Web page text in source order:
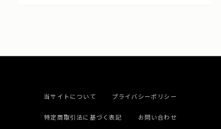
当サイトについて プライバシーポリシー
特定商取引法に基づく表記 お問い合わせ